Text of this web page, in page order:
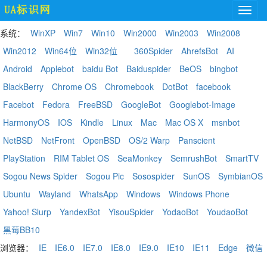
系统： WinXP Win7 Win10 Win2000 Win2003
Win2008
Win2012
Win64位 Win32位 360Spider AhrefsBot
AI
Android
Applebot baidu Bot Baiduspider BeOS
bingbot
BlackBerry
Chrome OS Chromebook DotBot
facebook
Facebot
Fedora FreeBSD GoogleBot
Googlebot-Image
HarmonyOS
IOS Kindle Linux Mac Mac OS X
msnbot
NetBSD
NetFront OpenBSD OS/2 Warp
Panscient
PlayStation
RIM Tablet OS SeaMonkey SemrushBot
SmartTV
Sogou News Spider
Sogou Pic Sosospider SunOS
SymbianOS
Ubuntu
Wayland WhatsApp Windows
Windows Phone
Yahoo! Slurp
YandexBot YisouSpider YodaoBot
YoudaoBot
黑莓BB10
浏览器：
IE IE6.0 IE7.0 IE8.0 IE9.0 IE10 IE11 Edge
微信